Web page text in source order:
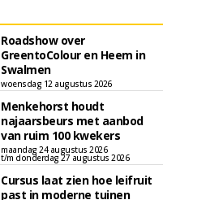
Roadshow over
GreentoColour en Heem in
Swalmen
woensdag 12 augustus 2026
Menkehorst houdt
najaarsbeurs met aanbod
van ruim 100 kwekers
maandag 24 augustus 2026
t/m donderdag 27 augustus 2026
Cursus laat zien hoe leifruit
past in moderne tuinen